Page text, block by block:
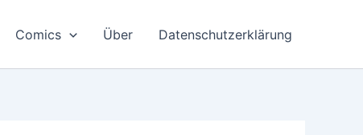
Comics Über Datenschutzerklärung